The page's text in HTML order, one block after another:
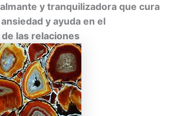
y tranquilizadora que cura
y ayuda en el
las relaciones